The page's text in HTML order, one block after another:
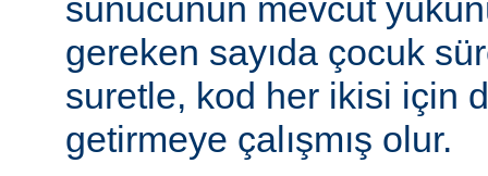
sunucunun mevcut
gereken sayıda çocuk
suretle, kod her ikisi için
getirmeye çalışmış olur.